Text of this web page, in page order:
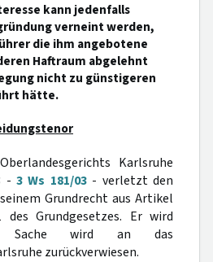
kann jedenfalls
verneint werden,
die ihm angebotene
Haftraum abgelehnt
nicht zu günstigeren
hätte.
Karlsruhe
- 3 Ws 181/03- verletzt den
Grundrecht aus Artikel
Grundgesetzes. Er wird
Sache wird an das
zurückverwiesen.